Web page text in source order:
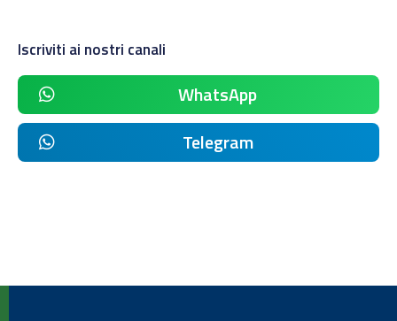
Iscriviti ai nostri canali
WhatsApp
Telegram